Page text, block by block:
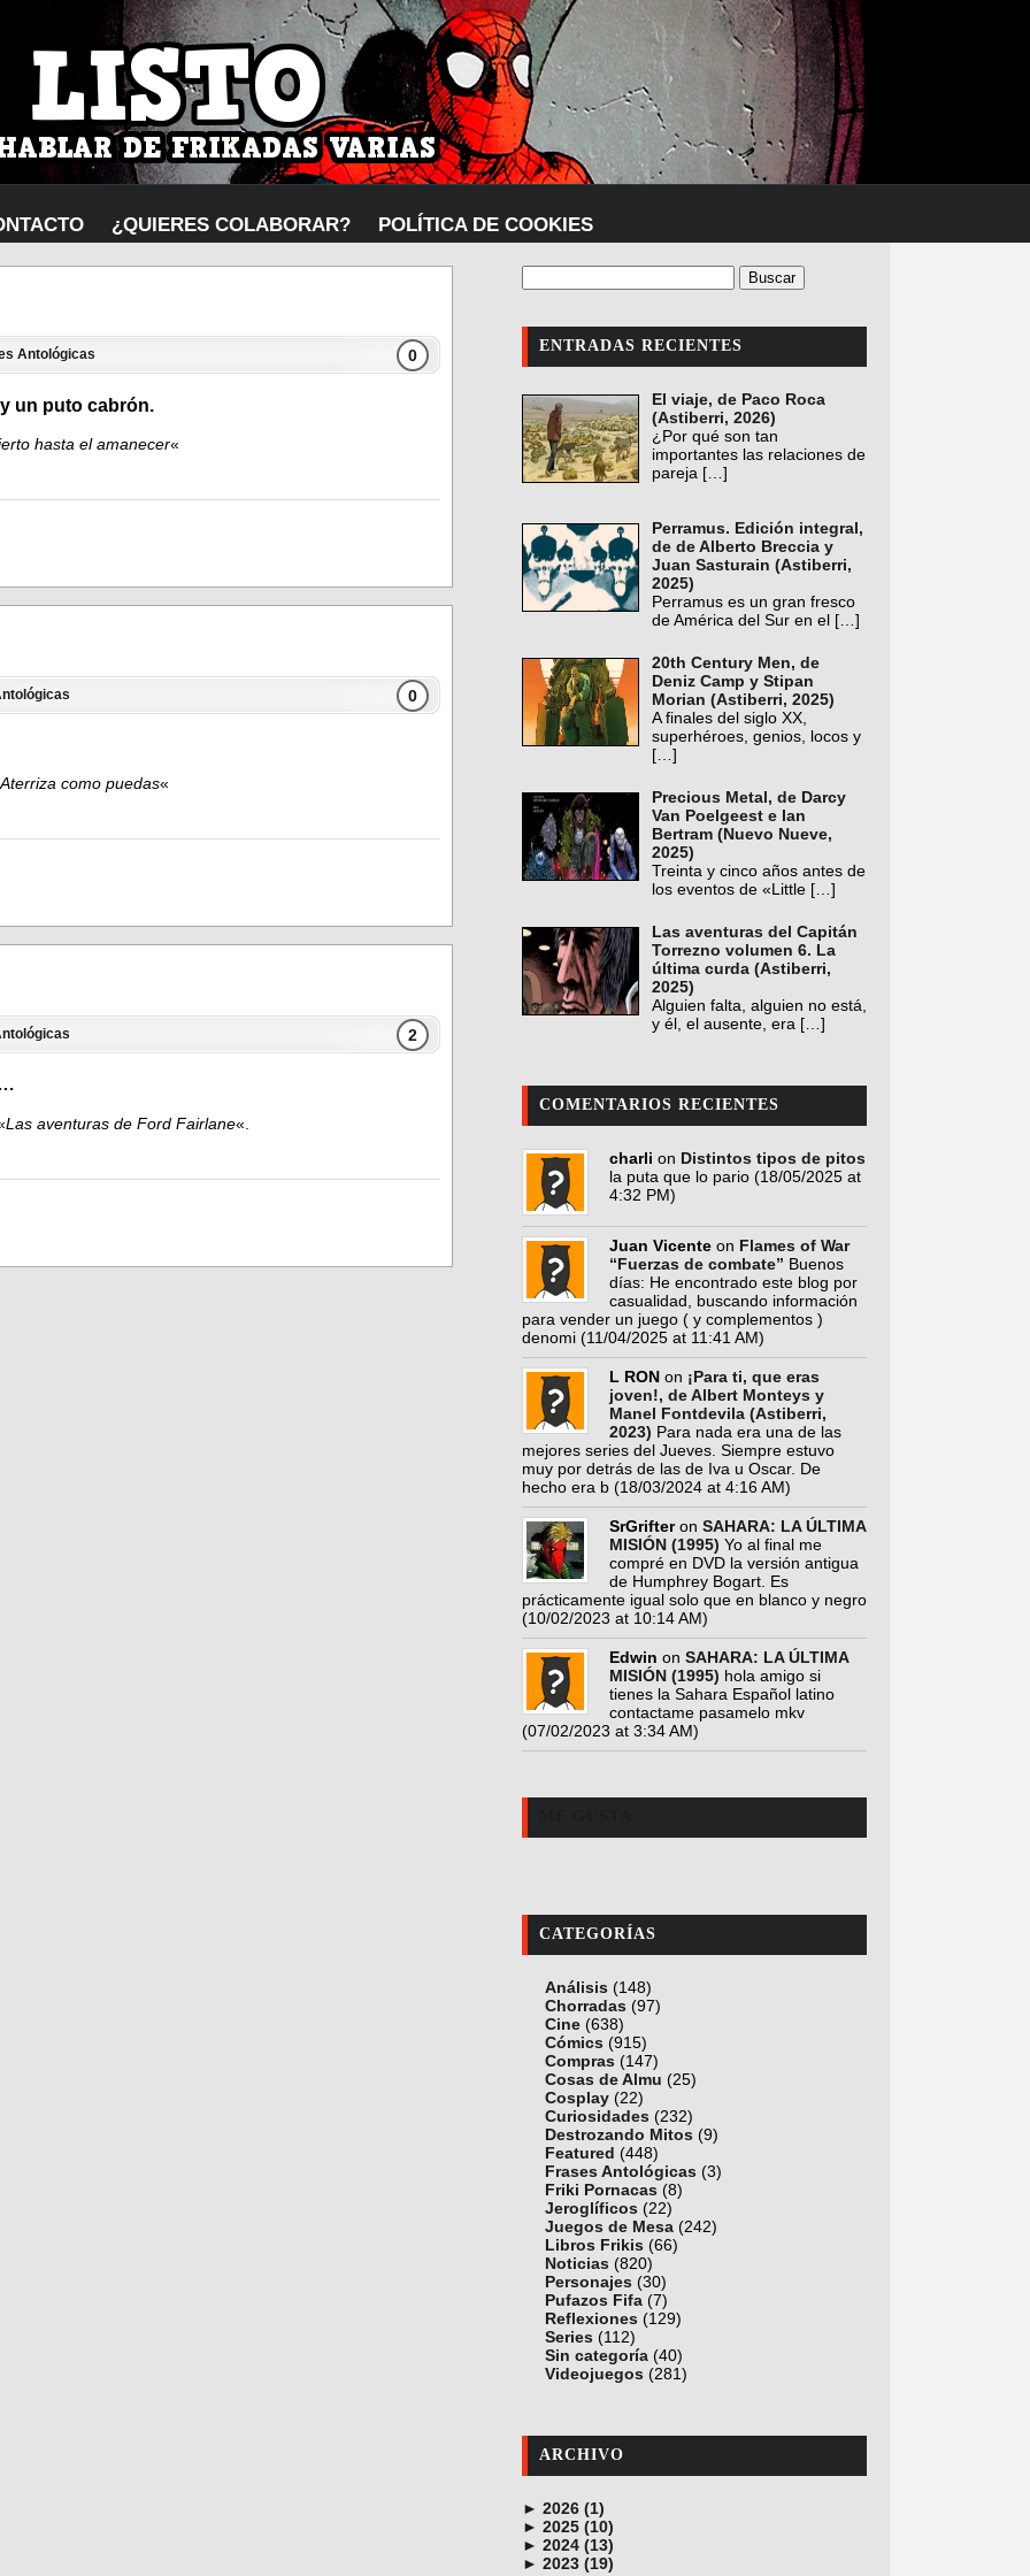
¿QUIERES COLABORAR? POLÍTICA DE COOKIES
Antológicas 0
un puto cabrón.
hasta el amanecer«
0
Aterriza como puedas«
2
Las aventuras de Ford Fairlane«.
ENTRADAS RECIENTES
El viaje, de Paco Roca
(Astiberri, 2026)
¿Por qué son tan
importantes las relaciones de
pareja […]
Perramus. Edición integral,
de de Alberto Breccia y
Juan Sasturain (Astiberri,
2025)
Perramus es un gran fresco
de América del Sur en el […]
20th Century Men, de
Deniz Camp y Stipan
Morian (Astiberri, 2025)
A finales del siglo XX,
superhéroes, genios, locos y
[…]
Precious Metal, de Darcy
Van Poelgeest e Ian
Bertram (Nuevo Nueve,
2025)
Treinta y cinco años antes de
los eventos de «Little […]
Las aventuras del Capitán
Torrezno volumen 6. La
última curda (Astiberri,
2025)
Alguien falta, alguien no está,
y él, el ausente, era […]
COMENTARIOS RECIENTES
charli on Distintos tipos de pitos
la puta que lo pario (18/05/2025 at
4:32 PM)
Juan Vicente on Flames of War
“Fuerzas de combate” Buenos
días: He encontrado este blog por
casualidad, buscando información
para vender un juego ( y complementos )
denomi (11/04/2025 at 11:41 AM)
L RON on ¡Para ti, que eras
joven!, de Albert Monteys y
Manel Fontdevila (Astiberri,
2023) Para nada era una de las
mejores series del Jueves. Siempre estuvo
muy por detrás de las de Iva u Oscar. De
hecho era b (18/03/2024 at 4:16 AM)
SrGrifteron SAHARA: LA ÚLTIMA
MISIÓN (1995) Yo al final me
compré en DVD la versión antigua
de Humphrey Bogart. Es
prácticamente igual solo que en blanco y negro
(10/02/2023 at 10:14 AM)
Edwin on SAHARA: LA ÚLTIMA
MISIÓN (1995) hola amigo si
tienes la Sahara Español latino
contactame pasamelo mkv
(07/02/2023 at 3:34 AM)
CATEGORÍAS
Análisis (148)
Chorradas (97)
Cine (638)
Cómics (915)
Compras (147)
Cosas de Almu (25)
Cosplay (22)
Curiosidades (232)
Destrozando Mitos (9)
Featured (448)
Frases Antológicas (3)
Friki Pornacas (8)
Jeroglíficos (22)
Juegos de Mesa (242)
Libros Frikis (66)
Noticias (820)
Personajes (30)
Pufazos Fifa (7)
Reflexiones (129)
Series (112)
Sin categoría (40)
Videojuegos (281)
ARCHIVO
► 2026 (1)
junio (1)
► 2025 (10)
noviembre (1)
octubre (1)
► 2024 (13)
diciembre (4)
► 2023 (19)